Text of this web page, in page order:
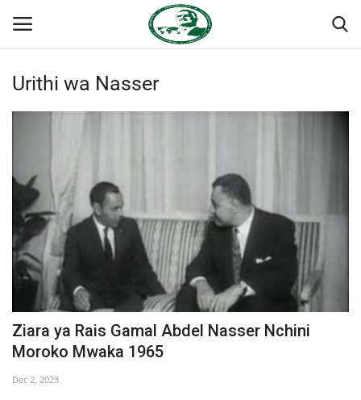
Ingia
Jukwaa la Nasser la Kimataifa
Wasiliana
Onyesho la Majaribio
Misri
Timu yetu
Urithi wa Nasser
Urithi wa Nasser
Ziara ya Rais Gamal Abdel Nasser Nchini
Moroko Mwaka 1965
Dec 2, 2023